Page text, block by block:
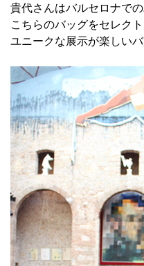
貴代さんはバルセロナで
こちらのバッグをセレクト
ユニークな展示が楽しい